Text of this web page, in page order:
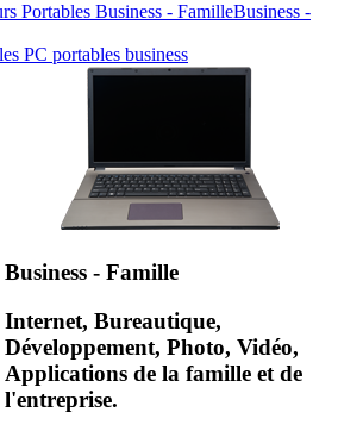
Business -
PC portables business
Business - Famille
Internet, Bureautique,
Développement, Photo, Vidéo,
Applications de la famille et de
l'entreprise.